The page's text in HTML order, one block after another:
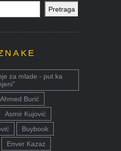
Pretraga
za mlade - put ka
Ahmed Burić
Asmir Kujović
Buybook
Enver Kazaz